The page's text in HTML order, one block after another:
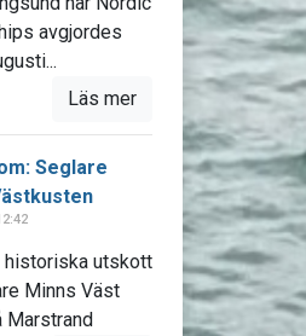
avgjordes
Läs mer
Seglare
utskott
Minns Väst
Marstrand